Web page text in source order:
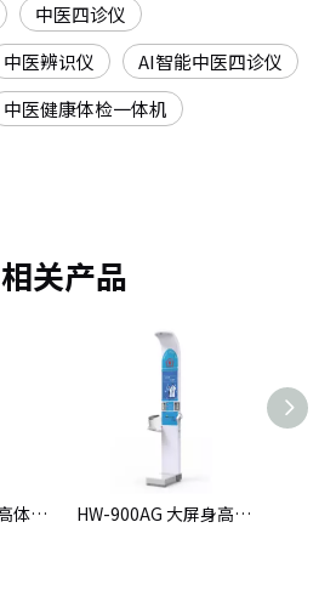
中医四诊仪
中医辨识仪
AI智能中医四诊仪
中医健康体检一体机
相关产品
HW-900AG 大屏身高体重一体机 HW-V9 智能体检一体机